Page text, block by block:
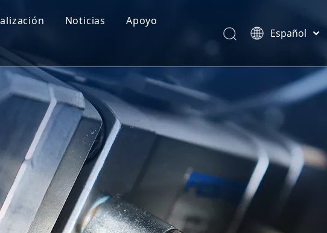
Noticias Apoyo
Español
Pусский
Latine
Français
English